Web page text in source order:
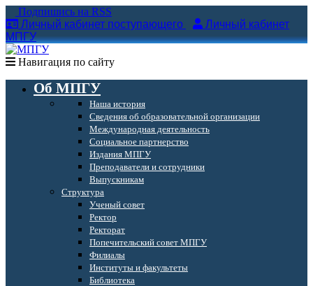
Подпишись на RSS
Личный кабинет поступающего
Личный кабинет
МПГУ
Навигация по сайту
Об МПГУ
Наша история
Сведения об образовательной организации
Международная деятельность
Социальное партнерство
Издания МПГУ
Преподаватели и сотрудники
Выпускникам
Структура
Ученый совет
Ректор
Ректорат
Попечительский совет МПГУ
Филиалы
Институты и факультеты
Библиотека